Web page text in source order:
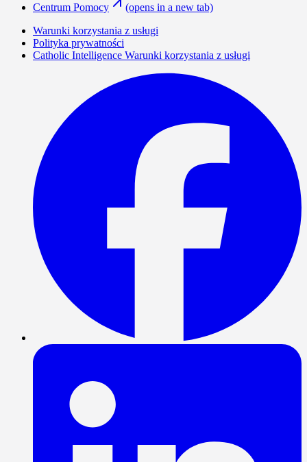
Centrum Pomocy
(opens in a new tab)
Warunki korzystania z usługi
Polityka prywatności
Catholic Intelligence Warunki korzystania z usługi